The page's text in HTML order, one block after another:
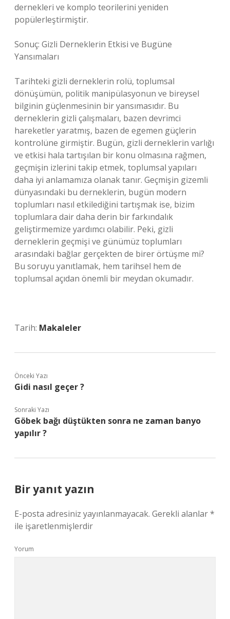
dernekleri ve komplo teorilerini yeniden
popülerleştirmiştir.
Sonuç: Gizli Derneklerin Etkisi ve Bugüne
Yansımaları
Tarihteki gizli derneklerin rolü, toplumsal
dönüşümün, politik manipülasyonun ve bireysel
bilginin güçlenmesinin bir yansımasıdır. Bu
derneklerin gizli çalışmaları, bazen devrimci
hareketler yaratmış, bazen de egemen güçlerin
kontrolüne girmiştir. Bugün, gizli derneklerin varlığı
ve etkisi hala tartışılan bir konu olmasına rağmen,
geçmişin izlerini takip etmek, toplumsal yapıları
daha iyi anlamamıza olanak tanır. Geçmişin gizemli
dünyasındaki bu derneklerin, bugün modern
toplumları nasıl etkilediğini tartışmak ise, bizim
toplumlara dair daha derin bir farkındalık
geliştirmemize yardımcı olabilir. Peki, gizli
derneklerin geçmişi ve günümüz toplumları
arasındaki bağlar gerçekten de birer örtüşme mi?
Bu soruyu yanıtlamak, hem tarihsel hem de
toplumsal açıdan önemli bir meydan okumadır.
Tarih: Makaleler
Önceki Yazı
Gidi nasıl geçer ?
Sonraki Yazı
Göbek bağı düştükten sonra ne zaman banyo
yapılır ?
Bir yanıt yazın
E-posta adresiniz yayınlanmayacak. Gerekli alanlar*
ile işaretlenmişlerdir
Yorum